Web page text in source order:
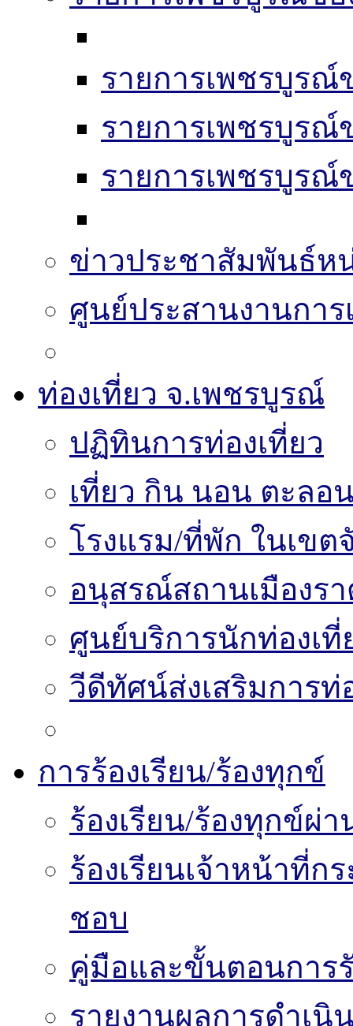
รายการเพชรบูรณ์
รายการเพชรบูรณ์
รายการเพชรบูรณ์
ข่าวประชาสัมพันธ์ห
ศูนย์ประสานงานการ
ท่องเที่ยว จ.เพชรบูรณ์
ปฏิทินการท่องเที่ยว
เที่ยว กิน นอน ตะลอ
โรงแรม/ที่พัก ในเข
อนุสรณ์สถานเมืองร
ศูนย์บริการนักท่องเที่
วีดีทัศน์ส่งเสริมการท่
การร้องเรียน/ร้องทุกข์
ร้องเรียน/ร้องทุกข์ผ่
ร้องเรียนเจ้าหน้าที่ก
ชอบ
คู่มือและขั้นตอนการรั
รายงานผลการดำเนิ